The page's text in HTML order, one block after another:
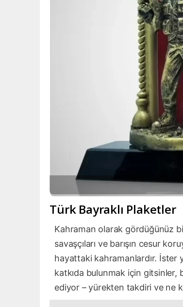
Türk Bayraklı Plaketler
Kahraman olarak gördüğünüz
savaşçıları ve barışın cesur
hayattaki kahramanlardır. İster
katkıda bulunmak için gitsinler,
ediyor – yürekten takdiri ve ne